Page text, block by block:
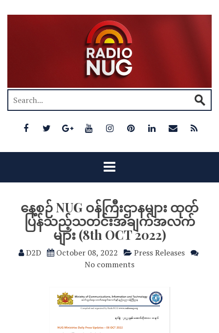
နေ့စဉ် NUG ဝန်ကြီးဌာနများ ထုတ်
ပြန်သည့်သတင်းအချက်အလက်
များ (8th OCT 2022)
D2D October 08, 2022
Press Releases
No comments